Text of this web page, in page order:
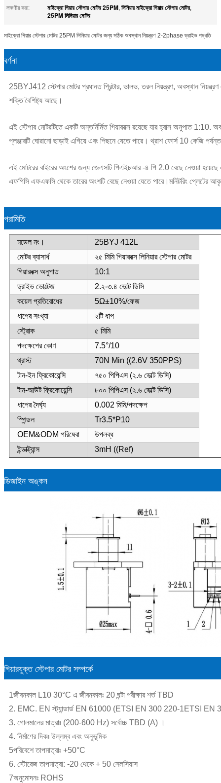
লক্ষণীয় করা: মাইক্রো গিয়ার স্টেপার মোটর 25PM, লিনিয়ার মাইক্রো গিয়ার স্টেপার মোটর,
25PM লিনিয়ার মোটর
মাইক্রো গিয়ার স্টেপার মোটর 25PM লিনিয়ার মোটর জন্য সঠিক অবস্থান নিয়ন্ত্রণ 2-2phase ড্রাইভ পদ্ধতি
বর্ণনা
25BYJ412 স্টেপার মোটর প্রধানত প্রিন্টার, ভালভ, তরল নিয়ন্ত্রণ, অবস্থান
শক্তি বৈশিষ্ট্য আছে।
এই স্টেপার মোটরটিতে একটি অন্তর্নির্মিত গিয়ারবক্স রয়েছে যার হ্রাস অনুপাত 1:10.
প্লঞ্জারটি ঘোরানো ছাড়াই এগিয়ে এবং পিছনে যেতে পারে। থ্রাশ ফোর্স 10 কেজি
এই মোটরের বাইরের অংশের জন্য জেএসটি পিএইচআর -৪ পি 2.0 বেছে নেওয়া হয়েছে
এফপিসি এফএফসি থেকে তারের অংশটি বেছে নেওয়া যেতে পারে।মনিটরিং প্লেটের
পরামিতি
মডেল নং।
25BYJ 412L
মোটর ব্যাসার্ধ
২৫ মিমি গিয়ারবক্স লিনিয়ার স্টেপার মোটর
গিয়ারবক্স অনুপাত
10:1
ড্রাইভ ভোল্টেজ
2.২-৩.৪ ভোল্ট ডিসি
কয়েল প্রতিরোধের
5Ω±10%/ফেজ
ধাপের সংখ্যা
২টি ধাপ
স্ট্রোক
৫ মিমি
পদক্ষেপের কোণ
7.5°/10
থ্রাস্ট
70N Min ((2.6V 350PPS)
টান-ইন ফ্রিকোয়েন্সি
৭৫০ পিপিএস (২.৬ ভোল্ট ডিসি)
টান-আউট ফ্রিকোয়েন্সি
৮০০ পিপিএস (২.৬ ভোল্ট ডিসি)
ধাপের দৈর্ঘ্য
0.002 মিমি/পদক্ষেপ
স্পিন্ডল
Tr3.5*P10
OEM&ODM পরিষেবা
উপলব্ধ
ইন্ডাক্ট্যান্স
3mH ((Ref)
ডিজাইন অঙ্কন
গিয়ারযুক্ত স্টেপার মোটর সম্পর্কে
1জীবনকাল L10 30°C এ জীবনকালঃ 20 ঘন্টা পরীক্ষার শর্ত TBD
2. EMC. EN স্ট্যান্ডার্ড EN 61000 (ETSI EN 300 220-1ETSI EN
3. গোলমালের মাত্রাঃ (200-600 Hz) সর্বোচ্চ TBD (A) ।
4. নির্মাণের দিকঃ উল্লম্ব এবং অনুভূমিক
5পরিবেশে তাপমাত্রাঃ +50°C
6. স্টোরেজ তাপমাত্রা: -20 থেকে + 50 সেলসিয়াস
7অনুমোদনঃ ROHS